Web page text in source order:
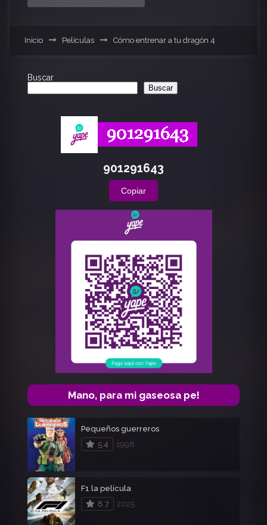
Inicio Películas Cómo entrenar a tu dragón 4
Buscar
Buscar
901291643
Copiar
Mano, para mi gaseosa pe!
Pequeños guerreros
5.4
1998
F1 la película
8.7
2025